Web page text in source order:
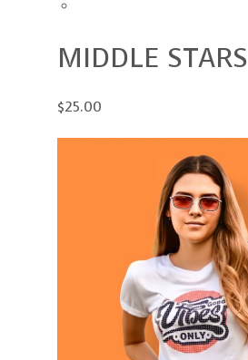
MIDDLE STARS
$25.00